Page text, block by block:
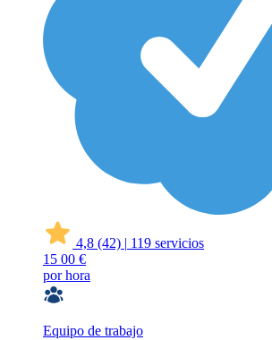
4,8 (42) | 119 servicios
15 00 €
por hora
Equipo de trabajo